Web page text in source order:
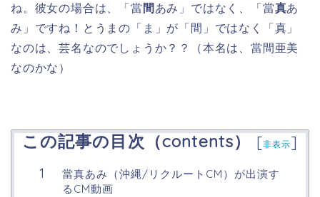
ね。彼女の場合は、「當 間 あみ」ではなく、「當真あ
み」ですね！とうまの「ま」が「間」ではなく「真」
なのは、芸名なのでしょうか？？（本名は、當間亜美
なのかな）
この記事の目次（contents） [非表示]
當真あみ（沖縄/リクルートCM）が出演す
るCM動画